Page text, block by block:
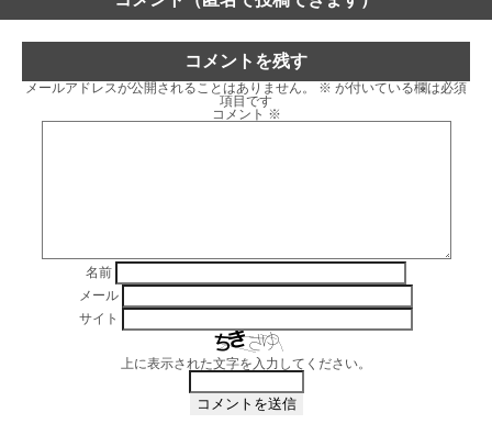
コメントを残す
メールアドレスが公開されることはありません。 ※ が付いている欄は必須
項目です
コメント ※
名前
メール
サイト
上に表示された文字を入力してください。